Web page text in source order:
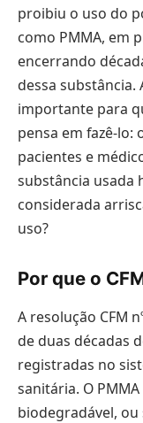
proibiu o uso do
como PMMA, em
encerrando
dessa substância.
importante para
pensa em fazê-lo:
pacientes e
substância usada
considerada
uso?
Por que o
A resolução CFM
de duas décadas
registradas no
sanitária. O
biodegradável,